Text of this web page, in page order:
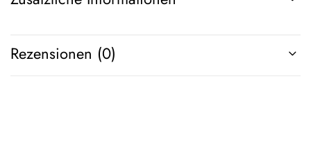
Rezensionen (0)